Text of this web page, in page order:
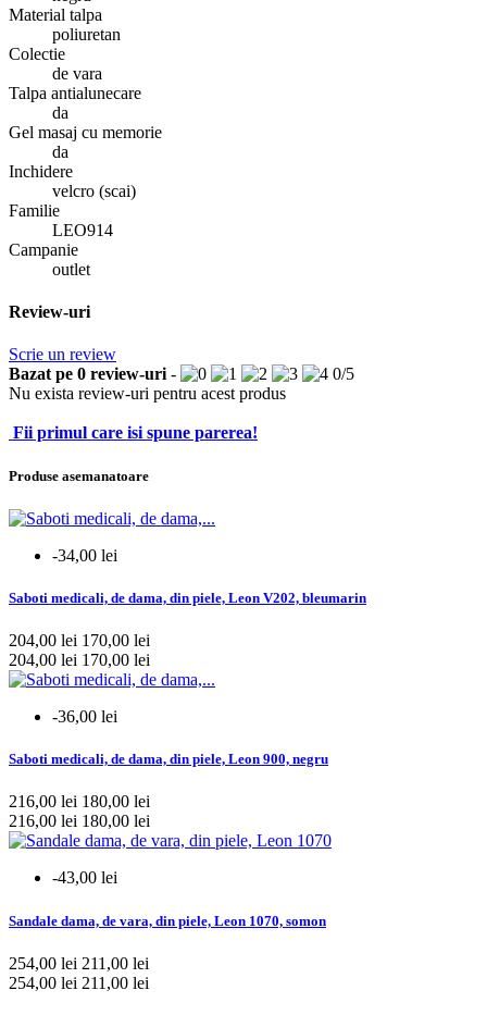
Material talpa
poliuretan
Colectie
de vara
Talpa antialunecare
da
Gel masaj cu memorie
da
Inchidere
velcro (scai)
Familie
LEO914
Campanie
outlet
Review-uri
Scrie un review
Bazat pe 0 review-uri- 0/5
Nu exista review-uri pentru acest produs
Fii primul care isi spune parerea!
Produse asemanatoare
-34,00 lei
Saboti medicali, de dama, din piele, Leon V202, bleumarin
204,00 lei 170,00 lei
204,00 lei 170,00 lei
-36,00 lei
Saboti medicali, de dama, din piele, Leon 900, negru
216,00 lei 180,00 lei
216,00 lei 180,00 lei
-43,00 lei
Sandale dama, de vara, din piele, Leon 1070, somon
254,00 lei 211,00 lei
254,00 lei 211,00 lei